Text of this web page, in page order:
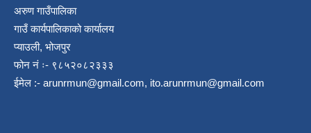
अरुण गाउँपालिका
गाउँ कार्यपालिकाको कार्यालय
प्याउली, भोजपुर
फोन नं ः- ९८५२०८२३३३
ईमेल :- arunrmun@gmail.com, ito.arunrmun@gmail.com